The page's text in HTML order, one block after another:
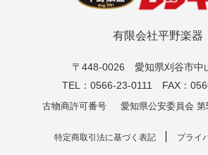
有限会社平野楽器
〒448-0026 愛知県刈谷市中
TEL：0566-23-0111 FAX：
古物商許可番号 愛知県公安委員会 第
特定商取引法に基づく表記 プライ